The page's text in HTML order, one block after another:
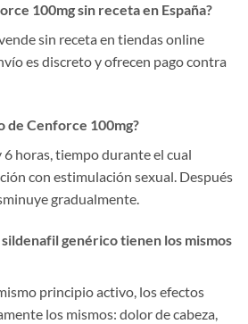
100mg sin receta en España?
sin receta en tiendas online
es discreto y ofrecen pago contra
de Cenforce 100mg?
horas, tiempo durante el cual
con estimulación sexual. Después
gradualmente.
genérico tienen los mismos
principio activo, los efectos
los mismos: dolor de cabeza,